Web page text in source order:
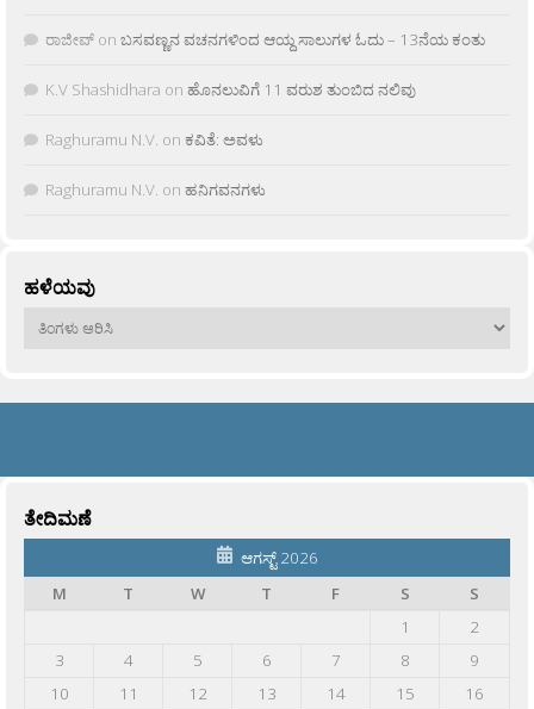
ರಾಜೀವ್ on ಬಸವಣ್ಣನ ವಚನಗಳಿಂದ ಆಯ್ದ ಸಾಲುಗಳ ಓದು – 13ನೆಯ ಕಂತು
K.V Shashidhara on ಹೊನಲುವಿಗೆ 11 ವರುಶ ತುಂಬಿದ ನಲಿವು
Raghuramu N.V. on ಕವಿತೆ: ಅವಳು
Raghuramu N.V. on ಹನಿಗವನಗಳು
ಹಳೆಯವು
ಹಳೆಯವು
ತೇದಿಮಣೆ
ಆಗಸ್ಟ್ 2026
M
T W T F S
S
1
2
3
4 5 6 7 8
9
10
11 12 13 14 15
16